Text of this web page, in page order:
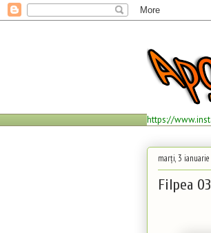
https://
marți, 3
Filpea